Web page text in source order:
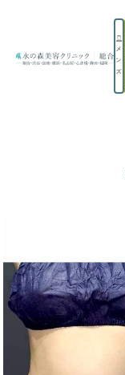
メ
ン
ズ
TOP 症例写真